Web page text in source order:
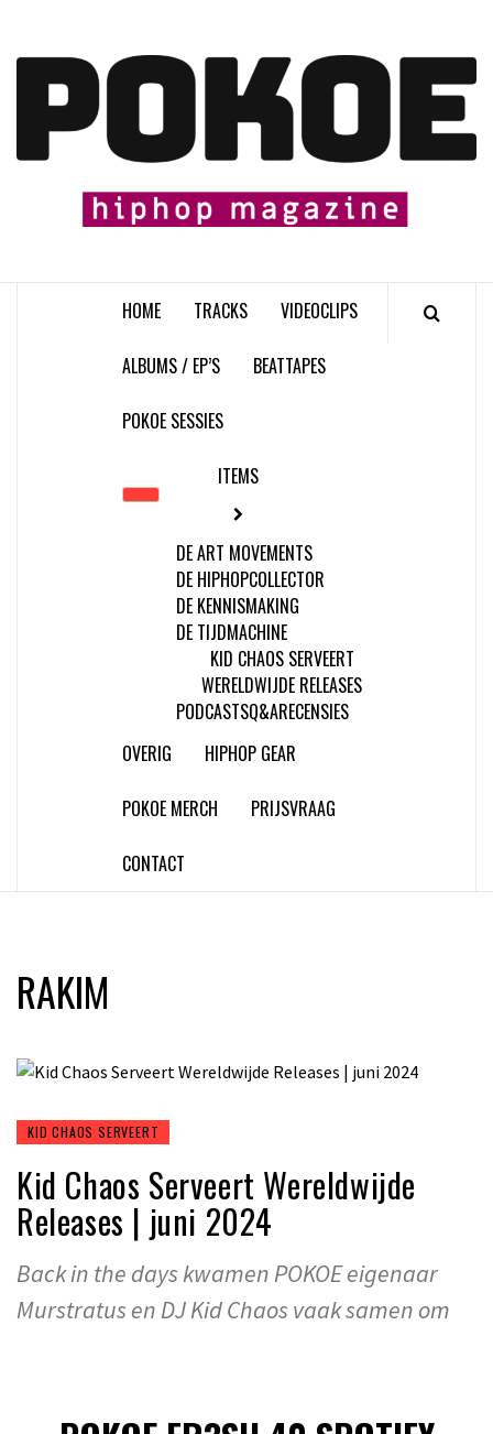
content
HOME TRACKS VIDEOCLIPS
ALBUMS / EP’S BEATTAPES
POKOE SESSIES
ITEMS
DE ART MOVEMENTS
DE HIPHOPCOLLECTOR
DE KENNISMAKING
DE TIJDMACHINE
KID CHAOS SERVEERT
WERELDWIJDE RELEASES
PODCASTSQ&ARECENSIES
OVERIG
HIPHOP GEAR
POKOE MERCH PRIJSVRAAG
CONTACT
RAKIM
KID CHAOS SERVEERT
Kid Chaos Serveert Wereldwijde
Releases | juni 2024
Back in the days kwamen POKOE eigenaar
Murstratus en DJ Kid Chaos vaak samen om